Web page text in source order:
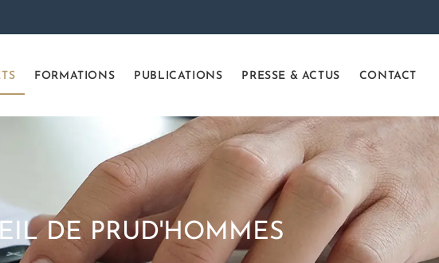
FORMATIONS PUBLICATIONS PRESSE & ACTUS CONTACT
DE PRUD'HOMMES